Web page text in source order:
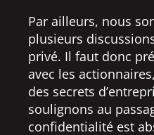
Par ailleurs, nous
plusieurs
privé. Il faut donc
avec les
des secrets
soulignons au
confidentialité est